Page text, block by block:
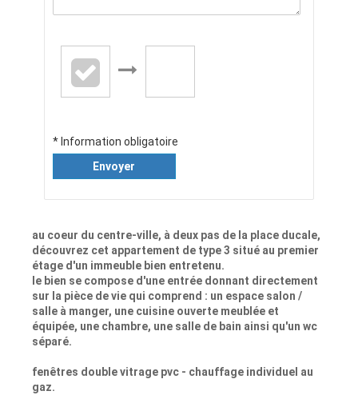
* Information obligatoire
Envoyer
au coeur du centre-ville, à deux pas de la place ducale,
découvrez cet appartement de type 3 situé au premier
étage d'un immeuble bien entretenu.
le bien se compose d'une entrée donnant directement
sur la pièce de vie qui comprend : un espace salon /
salle à manger, une cuisine ouverte meublée et
équipée, une chambre, une salle de bain ainsi qu'un wc
séparé.
fenêtres double vitrage pvc - chauffage individuel au
gaz.